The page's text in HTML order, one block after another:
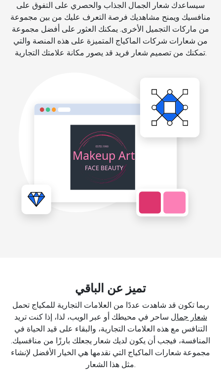
سيساعدك شعار الجمال الجذاب والحصري على التفوق على
منافسيك ويمنح مشاهديك فرصة التعرف عليك من بين مجموعة
من ماركات التجميل الأخرى. يمكنك العثور على أفضل مجموعة
من شعارات شركات الماكياج المتميزة على هذه المنصة والتي
تمكنك من تصميم شعار فريد قد يصور مكانة علامتك التجارية.
تميز عن الباقي
ربما تكون قد شاهدت عددًا من العلامات التجارية للمكياج تحمل
شعار جمال ساحر في محيطك أو عبر الويب، لذا، إذا كنت تريد
التنافس مع هذه العلامات التجارية، والبقاء على قيد الحياة في
المنافسة، فيجب أن يكون لديك شعار يجعلك بارزًا من منافسيك.
مجموعة شعارات الماكياج التي نقدمها هي الخيار الأفضل لإنشاء
مثل هذا الشعار.